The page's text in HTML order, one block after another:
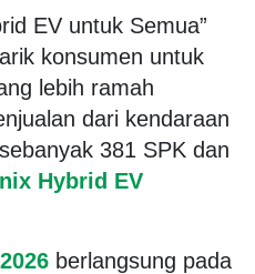
EV untuk Semua”
konsumen untuk
lebih ramah
dari kendaraan
sebanyak 381 SPK dan
Hybrid EV
berlangsung pada